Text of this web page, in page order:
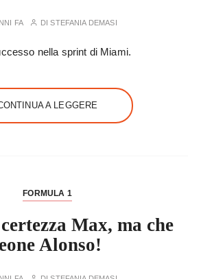
FA DISTEFANIA DEMASI
nella sprint di Miami.
A LEGGERE
FORMULA 1
Max, ma che
Alonso!